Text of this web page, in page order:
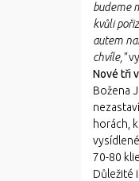
budeme
kvůli
autem
chvíle,"
Nové tři
Božena
horách,
70-80
Důležité